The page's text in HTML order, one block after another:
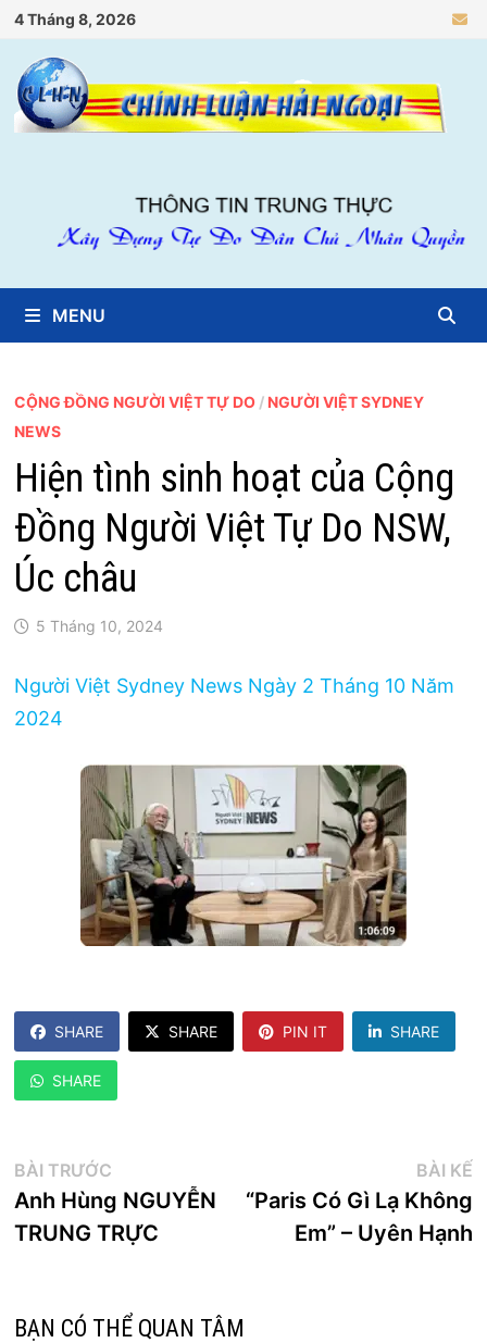
Skip
to
content
4 Tháng 8, 2026
MENU
CỘNG ĐỒNG NGƯỜI VIỆT TỰ DO / NGƯỜI VIỆT SYDNEY
NEWS
Hiện tình sinh hoạt của Cộng
Đồng Người Việt Tự Do NSW,
Úc châu
5 Tháng 10, 2024
Người Việt Sydney News Ngày 2 Tháng 10 Năm
2024
SHARE SHARE PIN IT SHARE
SHARE
Điều
hướng
BÀI TRƯỚC
trước:
Anh Hùng NGUYỄN
TRUNG TRỰC
BÀI KẾ
“Paris Có Gì Lạ Không
Em” – Uyên Hạnh
BẠN CÓ THỂ QUAN TÂM